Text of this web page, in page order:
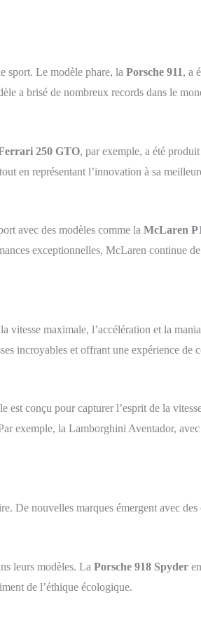
sport. Le modèle phare, la Porsche 911, a
a brisé de nombreux records dans le
250 GTO, par exemple, a été
en représentant l’innovation à sa
avec des modèles comme la McLaren
exceptionnelles, McLaren continue
vitesse maximale, l’accélération et la
incroyables et offrant une expérience de
conçu pour capturer l’esprit de la
exemple, la Lamborghini Aventador,
De nouvelles marques émergent avec
leurs modèles. La Porsche 918 Spyder
de l’éthique écologique.